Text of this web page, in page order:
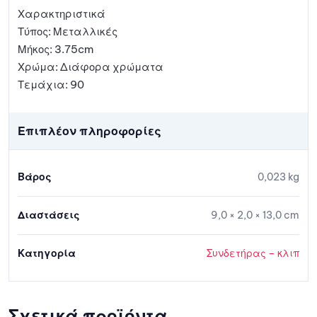
Χαρακτηριστικά
Τύπος: Μεταλλικές
Μήκος: 3.75cm
Χρώμα: Διάφορα χρώματα
Τεμάχια: 90
Επιπλέον πληροφορίες
Βάρος 0,023 kg
Διαστάσεις 9,0 × 2,0 × 13,0 cm
Κατηγορία Συνδετήρας – κλιπ